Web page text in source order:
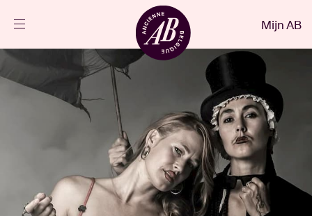
Agenda
Projecten
Nieuws
Mijn AB